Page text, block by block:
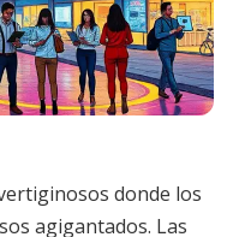
donde los
agigantados. Las